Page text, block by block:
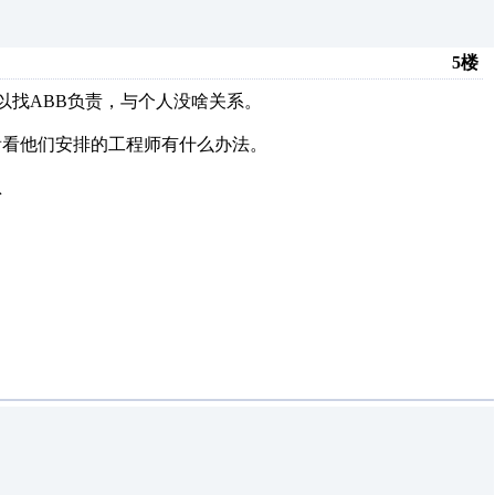
5楼
找ABB负责，与个人没啥关系。
他们安排的工程师有什么办法。